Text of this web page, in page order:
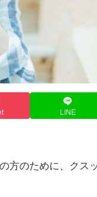
LINE
方のために、クス